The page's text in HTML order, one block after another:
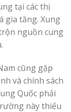
tại các thị
gia tăng. Xung
nguồn cung
cũng gặp
và chính sách
Quốc phải
này thiếu